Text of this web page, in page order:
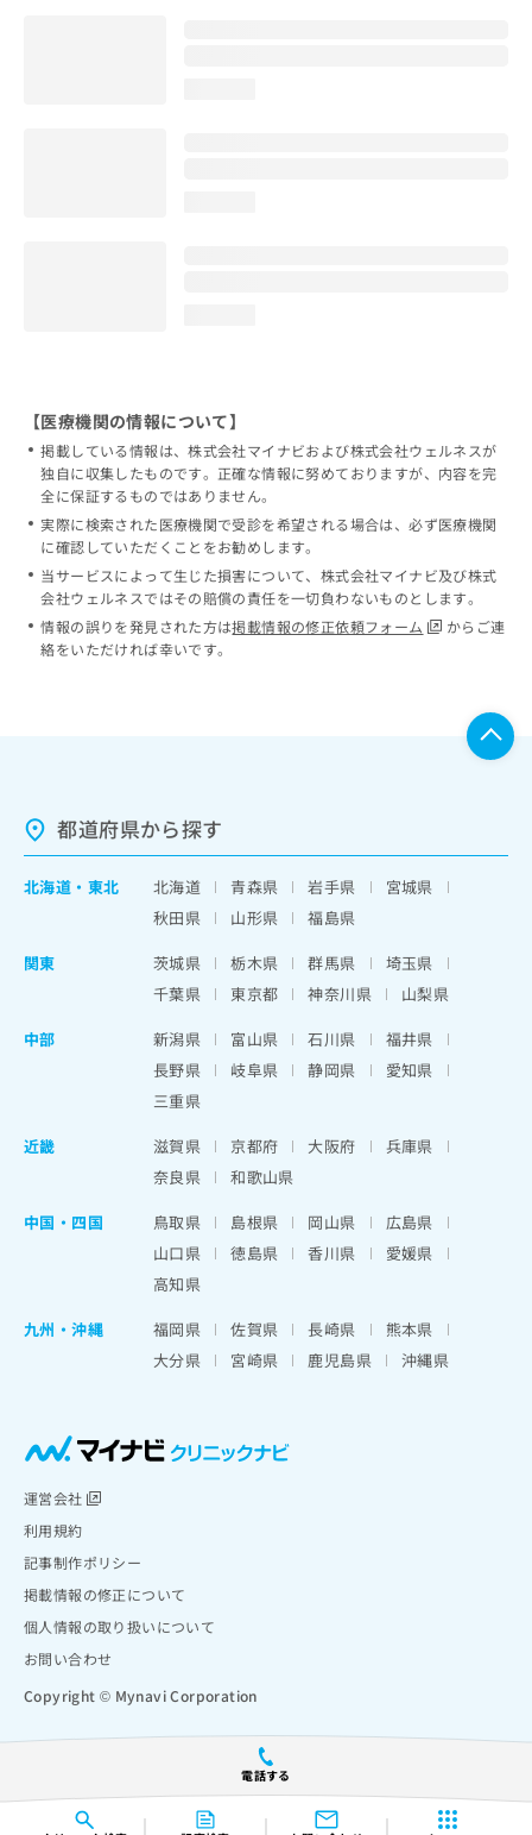
電話する
【医療機関の情報について】
掲載している情報は、株式会社マイナビおよび株式会社ウェルネスが
独自に収集したものです。正確な情報に努めておりますが、内容を完
全に保証するものではありません。
実際に検索された医療機関で受診を希望される場合は、必ず医療機関
に確認していただくことをお勧めします。
当サービスによって生じた損害について、株式会社マイナビ及び株式
会社ウェルネスではその賠償の責任を一切負わないものとします。
情報の誤りを発見された方は掲載情報の修正依頼フォーム
からご連
絡をいただければ幸いです。
都道府県から探す
北海道 ・ 東北 北海道 青森県 岩手県
宮城県
秋田県
山形県
福島県
関東
茨城県 栃木県 群馬県
埼玉県
千葉県
東京都 神奈川県
山梨県
中部
新潟県 富山県 石川県
福井県
長野県
岐阜県 静岡県
愛知県
三重県
近畿
滋賀県 京都府 大阪府
兵庫県
奈良県
和歌山県
中国・四国
鳥取県 島根県 岡山県
広島県
山口県
徳島県 香川県
愛媛県
高知県
九州・沖縄
福岡県 佐賀県 長崎県
熊本県
大分県
宮崎県 鹿児島県 沖縄県
運営会社
利用規約
記事制作ポリシー
掲載情報の修正について
個人情報の取り扱いについて
お問い合わせ
Copyright © Mynavi Corporation